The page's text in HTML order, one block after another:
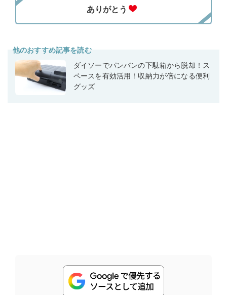
他のおすすめ記事を読む
ダイソーでパンパンの下駄箱から脱却！ス
ペースを有効活用！収納力が倍になる便利
グッズ